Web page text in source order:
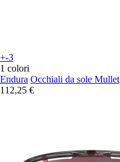
+-3
1 colori
Endura Occhiali da sole Mullet
112,25 €